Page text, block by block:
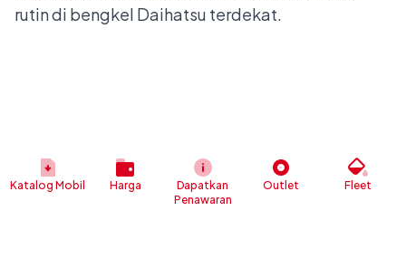
rutin di bengkel Daihatsu terdekat.
Katalog Mobil Harga
Dapatkan
Penawaran
Outlet Fleet